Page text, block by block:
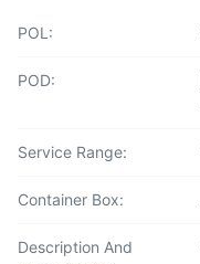
POL:
POD:
Service Range:
Container Box:
Description And